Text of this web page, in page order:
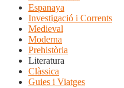
Espanaya
Investigació i Corrents
Medieval
Moderna
Prehistòria
Literatura
Clàssica
Guies i Viatges